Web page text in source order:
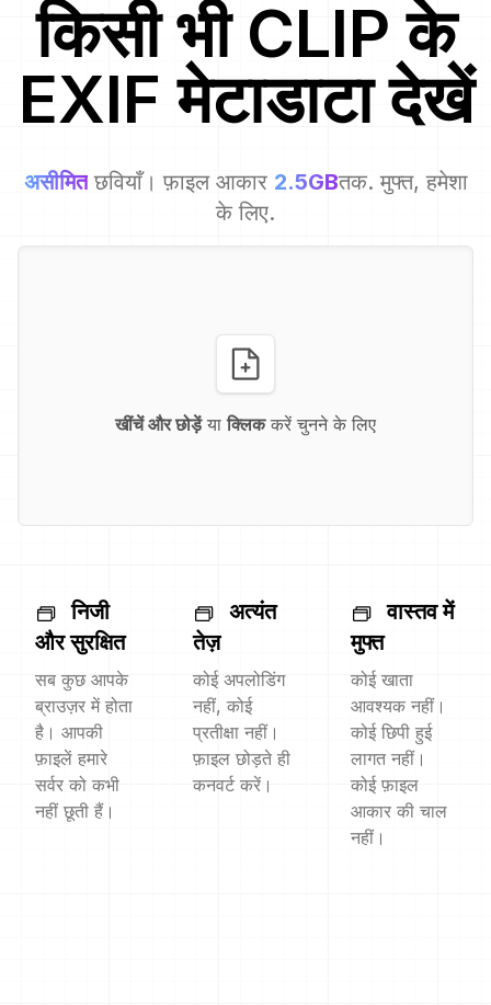
किसी भी CLIP के
EXIF मेटाडाटा देखें
असीमित छवियाँ। फ़ाइल आकार 2.5GBतक. मुफ्त, हमेशा
के लिए.
खींचें और छोड़ेंया क्लिककरें चुनने के लिए
निजी
और सुरक्षित
सब कुछ आपके
ब्राउज़र में होता
है। आपकी
फ़ाइलें हमारे
सर्वर को कभी
नहीं छूती हैं।
अत्यंत
तेज़
कोई अपलोडिंग
नहीं, कोई
प्रतीक्षा नहीं।
फ़ाइल छोड़ते ही
कनवर्ट करें।
वास्तव में
मुफ्त
कोई खाता
आवश्यक नहीं।
कोई छिपी हुई
लागत नहीं।
कोई फ़ाइल
आकार की चाल
नहीं।